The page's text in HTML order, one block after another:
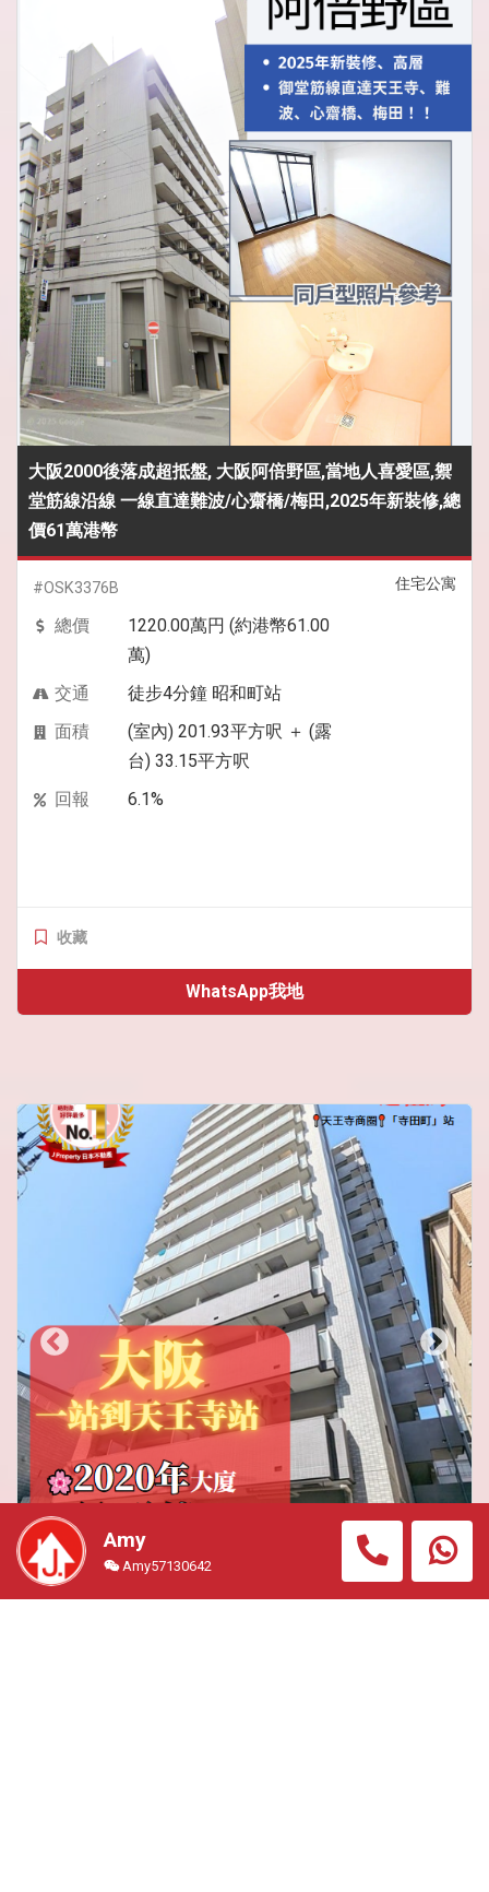
大阪2000後落成超抵盤, 大阪阿倍野區,當地人喜愛區,禦
堂筋線沿線 一線直達難波/心齋橋/梅田,2025年新裝修,總
價61萬港幣
住宅公寓
#OSK3376B
總價
1220.00萬円 (約港幣61.00
萬)
交通
徒步4分鐘 昭和町站
面積
(室內) 201.93平方呎 ＋ (露
台) 33.15平方呎
回報
6.1%
收藏
WhatsApp我地
【J Property 自家物業管理｜收租無煩惱】 大阪2020
Amy
Amy57130642